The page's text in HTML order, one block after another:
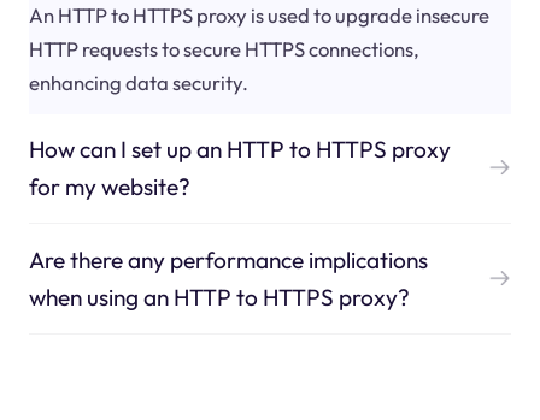
An HTTP to HTTPS proxy is used to upgrade insecure
HTTP requests to secure HTTPS connections,
enhancing data security.
How can I set up an HTTP to HTTPS proxy
for my website?
Are there any performance implications
when using an HTTP to HTTPS proxy?